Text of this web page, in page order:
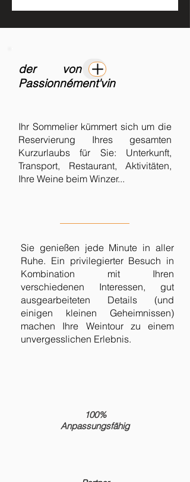
der
von
Passionnément'vin
Ihr Sommelier kümmert sich um die
Reservierung Ihres gesamten
Kurzurlaubs für Sie: Unterkunft,
Transport, Restaurant, Aktivitäten,
Ihre Weine beim Winzer...
Sie genießen jede Minute in aller
Ruhe. Ein privilegierter Besuch in
Kombination mit Ihren
verschiedenen Interessen, gut
ausgearbeiteten Details (und
einigen kleinen Geheimnissen)
machen Ihre Weintour zu einem
unvergesslichen Erlebnis.
100%
Anpassungsfähig